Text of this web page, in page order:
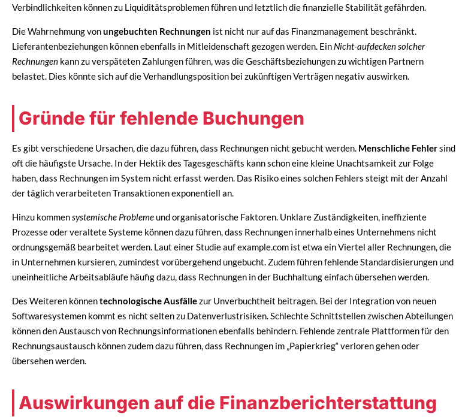
Verbindlichkeiten können zu Liquiditätsproblemen führen und letztlich die finanzielle Stabilität gefährden.
Die Wahrnehmung vonungebuchten Rechnungen ist nicht nur auf das Finanzmanagement beschränkt.
Lieferantenbeziehungen können ebenfalls in Mitleidenschaft gezogen werden. Ein Nicht-aufdecken solcher
Rechnungen kann zu verspäteten Zahlungen führen, was die Geschäftsbeziehungen zu wichtigen Partnern
belastet. Dies könnte sich auf die Verhandlungsposition bei zukünftigen Verträgen negativ auswirken.
Gründe für fehlende Buchungen
Es gibt verschiedene Ursachen, die dazu führen, dass Rechnungen nicht gebucht werden. Menschliche Fehlersind
oft die häufigste Ursache. In der Hektik des Tagesgeschäfts kann schon eine kleine Unachtsamkeit zur Folge
haben, dass Rechnungen im System nicht erfasst werden. Das Risiko eines solchen Fehlers steigt mit der Anzahl
der täglich verarbeiteten Transaktionen exponentiell an.
Hinzu kommensystemische Probleme und organisatorische Faktoren. Unklare Zuständigkeiten, ineffiziente
Prozesse oder veraltete Systeme können dazu führen, dass Rechnungen innerhalb eines Unternehmens nicht
ordnungsgemäß bearbeitet werden. Laut einer Studie auf example.com ist etwa ein Viertel aller Rechnungen, die
in Unternehmen kursieren, zumindest vorübergehend ungebucht. Zudem führen fehlende Standardisierungen und
uneinheitliche Arbeitsabläufe häufig dazu, dass Rechnungen in der Buchhaltung einfach übersehen werden.
Des Weiteren könnentechnologische Ausfällezur Unverbuchtheit beitragen. Bei der Integration von neuen
Softwaresystemen kommt es nicht selten zu Datenverlustrisiken. Schlechte Schnittstellen zwischen Abteilungen
können den Austausch von Rechnungsinformationen ebenfalls behindern. Fehlende zentrale Plattformen für den
Rechnungsaustausch können zudem dazu führen, dass Rechnungen im „Papierkrieg“ verloren gehen oder
übersehen werden.
Auswirkungen auf die Finanzberichterstattung